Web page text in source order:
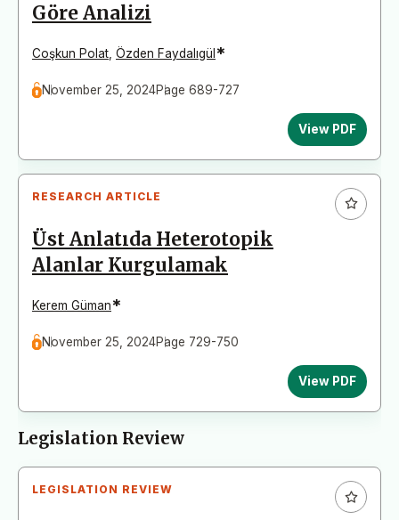
Göre Analizi
Coşkun Polat Özden Faydalıgül *
November 25, 2024Page 689-727
View PDF
RESEARCH ARTICLE
Üst Anlatıda Heterotopik
Alanlar Kurgulamak
Kerem Güman*
November 25, 2024Page 729-750
View PDF
Legislation Review
LEGISLATION REVIEW